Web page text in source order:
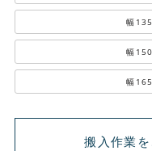
幅
幅
幅
搬入作業